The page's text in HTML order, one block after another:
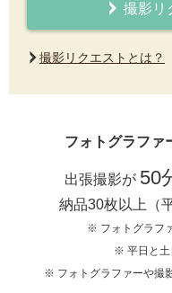
撮影リ
撮影リクエストとは？
フォトグラファ
出張撮影が 50
納品30枚以上（
※ フォトグラフ
※ 平日と土
※ フォトグラファーや撮